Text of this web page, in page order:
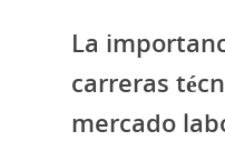
La
carreras
mercado